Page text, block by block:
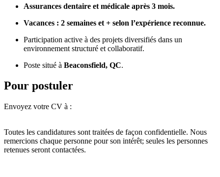
Assurances dentaire et médicale après 3 mois.
Vacances : 2 semaines et + selon l’expérience reconnue.
Participation active à des projets diversifiés dans un
environnement structuré et collaboratif.
Poste situé à Beaconsfield, QC.
Pour postuler
Envoyez votre CV à :
Toutes les candidatures sont traitées de façon confidentielle. Nous
remercions chaque personne pour son intérêt; seules les personnes
retenues seront contactées.